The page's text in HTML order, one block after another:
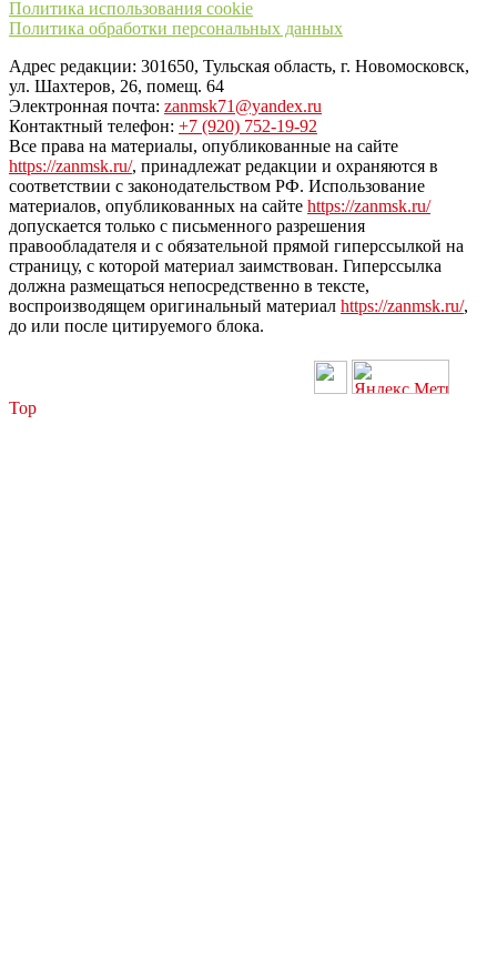
Политика использования cookie
Политика обработки персональных данных
Адрес редакции: 301650, Тульская область, г. Новомосковск,
ул. Шахтеров, 26, помещ. 64
Электронная почта: zanmsk71@yandex.ru
Контактный телефон: +7 (920) 752-19-92
Все права на материалы, опубликованные на сайте
https://zanmsk.ru/, принадлежат редакции и охраняются в
соответствии с законодательством РФ. Использование
материалов, опубликованных на сайте https://zanmsk.ru/
допускается только с письменного разрешения
правообладателя и с обязательной прямой гиперссылкой на
страницу, с которой материал заимствован. Гиперссылка
должна размещаться непосредственно в тексте,
воспроизводящем оригинальный материал https://zanmsk.ru/,
до или после цитируемого блока.
Top